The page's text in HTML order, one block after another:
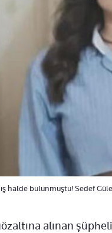
halde bulunmuştu! Sedef
alınan